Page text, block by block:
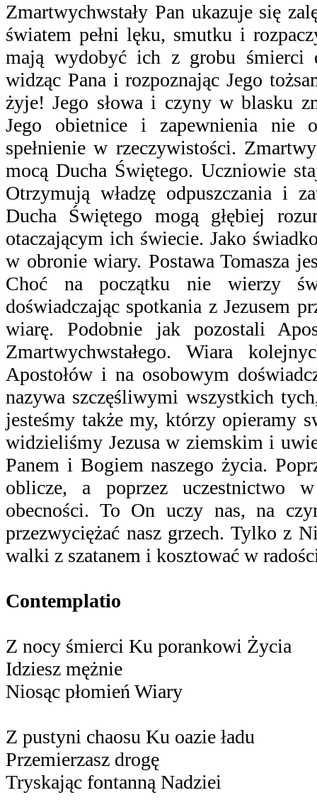
Zmartwychwstały Pan ukazuje się
światem pełni lęku, smutku i
mają wydobyć ich z grobu śmierci
widząc Pana i rozpoznając Jego
żyje! Jego słowa i czyny w blasku
Jego obietnice i zapewnienia nie
spełnienie w rzeczywistości.
mocą Ducha Świętego. Uczniowie
Otrzymują władzę odpuszczania i
Ducha Świętego mogą głębiej
otaczającym ich świecie. Jako
w obronie wiary. Postawa Tomasza
Choć na początku nie wierzy
doświadczając spotkania z Jezusem
wiarę. Podobnie jak pozostali
Zmartwychwstałego. Wiara
Apostołów i na osobowym
nazywa szczęśliwymi wszystkich
jesteśmy także my, którzy opieramy
widzieliśmy Jezusa w ziemskim i
Panem i Bogiem naszego życia.
oblicze, a poprzez uczestnictwo
obecności. To On uczy nas, na
przezwyciężać nasz grzech. Tylko z
walki z szatanem i kosztować w
Contemplatio
Z nocy śmierci Ku porankowi Życia
Idziesz mężnie
Niosąc płomień Wiary
Z pustyni chaosu Ku oazie ładu
Przemierzasz drogę
Tryskając fontanną Nadziei